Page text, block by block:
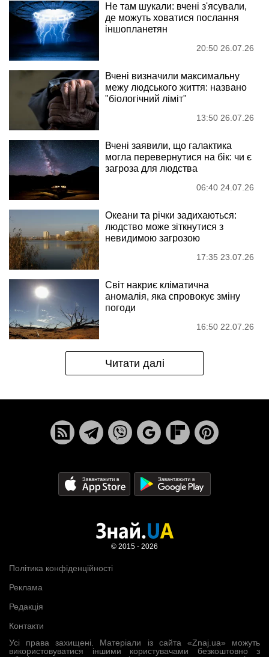
Не там шукали: вчені з'ясували,
де можуть ховатися послання
іншопланетян
20:50 26.07.26
Вчені визначили максимальну
межу людського життя: названо
"біологічний ліміт"
13:50 26.07.26
Вчені заявили, що галактика
могла перевернутися на бік: чи є
загроза для людства
06:40 24.07.26
Океани та річки задихаються:
людство може зіткнутися з
невидимою загрозою
17:35 23.07.26
Світ накриє кліматична
аномалія, яка спровокує зміну
погоди
16:50 22.07.26
Читати далі
Усі права захищені. Матеріали із сайта «Znaj.ua» можуть
використовуватися іншими користувачами безкоштовно з
Політика конфіденційності
Реклама
Редакція
Контакти
© 2015 - 2026